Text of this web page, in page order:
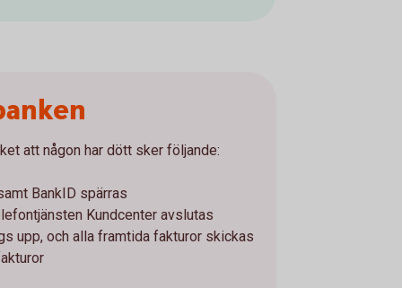
att någon har dött sker följande:
BankID spärras
Kundcenter avslutas
upp, och alla framtida fakturor skickas